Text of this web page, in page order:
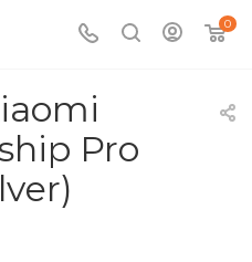
0
Pro